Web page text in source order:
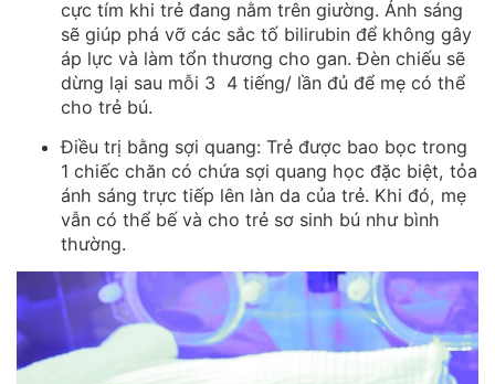
cực tím khi trẻ đang nằm trên giường. Ánh sáng
sẽ giúp phá vỡ các sắc tố bilirubin để không gây
áp lực và làm tổn thương cho gan. Đèn chiếu sẽ
dừng lại sau mỗi 3 4 tiếng/ lần đủ để mẹ có thể
cho trẻ bú.
Điều trị bằng sợi quang: Trẻ được bao bọc trong
1 chiếc chăn có chứa sợi quang học đặc biệt, tỏa
ánh sáng trực tiếp lên làn da của trẻ. Khi đó, mẹ
vẫn có thể bế và cho trẻ sơ sinh bú như bình
thường.